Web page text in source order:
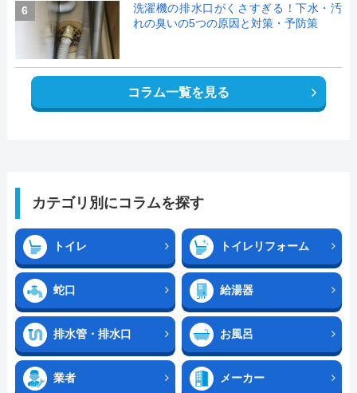
6
洗濯機の排水口がくさすぎる！下水・汚
れの臭いの5つの原因と対策・予防策
コラム一覧を見る
カテゴリ別にコラムを探す
トイレ トイレリフォーム
蛇口 給湯器
排水管・排水口 お風呂
業者 メーカー